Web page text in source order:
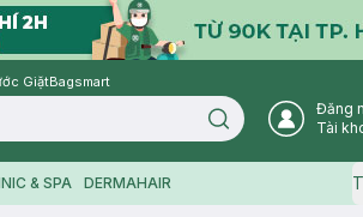
GiặtBagsmart
Search icon
Đăng
Tài
& SPA DERMAHAIR